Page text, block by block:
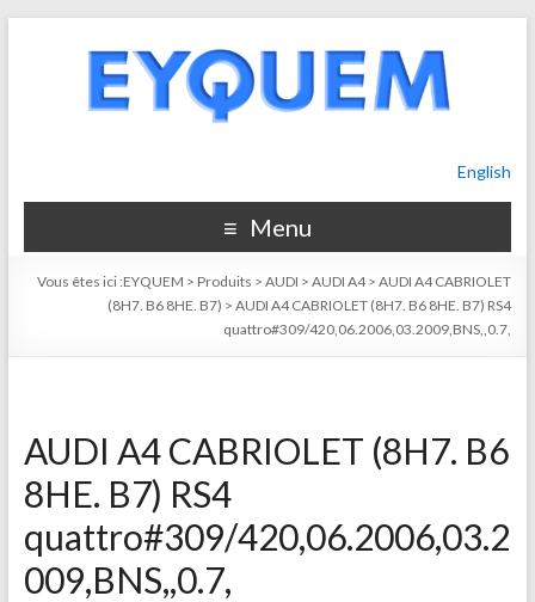
English
Menu
Vous êtes ici :EYQUEM > Produits >AUDI >AUDI A4>AUDI A4 CABRIOLET
(8H7. B6 8HE. B7) >AUDI A4 CABRIOLET (8H7. B6 8HE. B7) RS4
quattro#309/420,06.2006,03.2009,BNS,,0.7,
AUDI A4 CABRIOLET (8H7. B6
8HE. B7) RS4
quattro#309/420,06.2006,03.2
009,BNS,,0.7,